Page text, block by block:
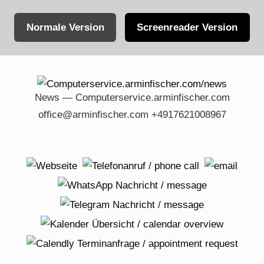
Normale Version Screenreader Version
content
News — Computerservice.arminfischer.com
office@arminfischer.com +4917621008967